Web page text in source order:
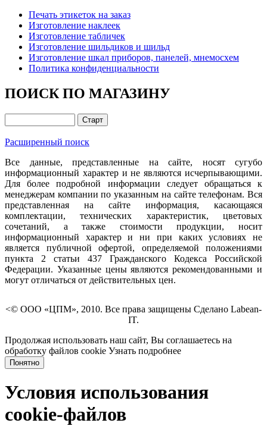
Печать этикеток на заказ
Изготовление наклеек
Изготовление табличек
Изготовление шильдиков и шильд
Изготовление шкал приборов, панелей, мнемосхем
Политика конфиденциальности
ПОИСК ПО МАГАЗИНУ
Расширенный поиск
Все данные, представленные на сайте, носят сугубо
информационный характер и не являются исчерпывающими.
Для более подробной информации следует обращаться к
менеджерам компании по указанным на сайте телефонам. Вся
представленная на сайте информация, касающаяся
комплектации, технических характеристик, цветовых
сочетаний, а также стоимости продукции, носит
информационный характер и ни при каких условиях не
является публичной офертой, определяемой положениями
пункта 2 статьи 437 Гражданского Кодекса Российской
Федерации. Указанные цены являются рекомендованными и
могут отличаться от действительных цен.
<© ООО «ЦПМ», 2010. Все права защищены Сделано Labean-
IT.
Продолжая использовать наш сайт, Вы соглашаетесь на
обработку файлов cookie Узнать подробнее
Понятно
Условия использования
cookie-файлов